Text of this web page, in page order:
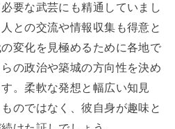
要な武芸にも精通していまし
との交流や情報収集も得意と
変化を見極めるために各地で
の政治や築城の方向性を決め
。柔軟な発想と幅広い知見
のではなく、彼自身が趣味と